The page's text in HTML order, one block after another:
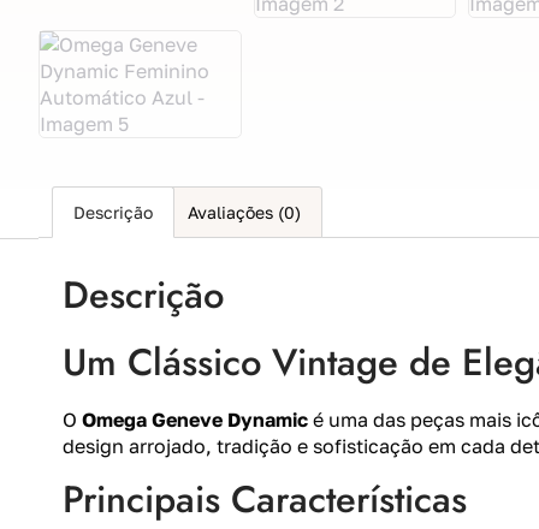
Descrição Avaliações (0)
Descrição
Um Clássico Vintage de
O Omega Geneve Dynamic é uma das peças mais
design arrojado, tradição e sofisticação em cada
Principais Características